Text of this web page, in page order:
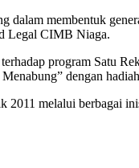
dalam membentuk
Legal CIMB Niaga.
program Satu
dengan
2011 melalui berbagai